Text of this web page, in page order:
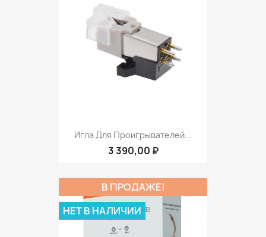
Игла Для Проигрывателей...
3 390,00 ₽
В ПРОДАЖЕ!
НЕТ В НАЛИЧИИ